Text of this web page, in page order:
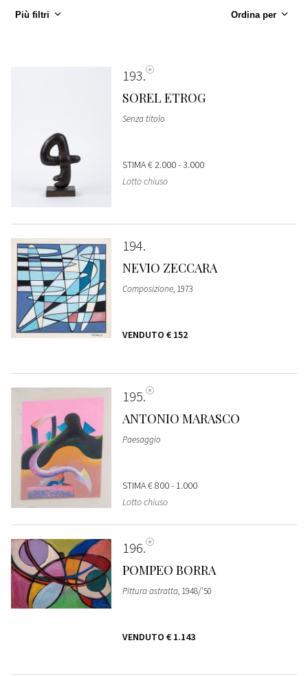
Più filtri Ordina per
193
SOREL ETROG
Senza titolo
STIMA€ 2.000 - 3.000
Lotto chiuso
194
NEVIO ZECCARA
Composizione, 1973
VENDUTO € 152
195
ANTONIO MARASCO
Paesaggio
STIMA€ 800 - 1.000
Lotto chiuso
196
POMPEO BORRA
Pittura astratta, 1948/'50
VENDUTO € 1.143